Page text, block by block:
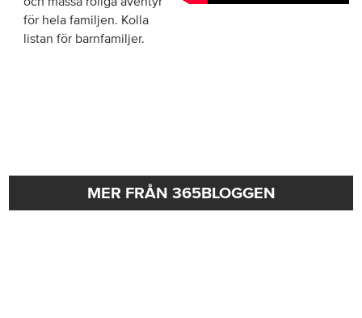
för hela familjen. Kolla
listan för barnfamiljer.
MER FRÅN 365BLOGGEN